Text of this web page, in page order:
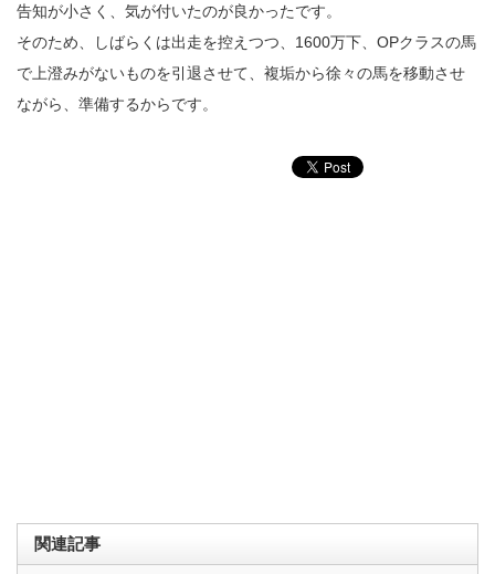
告知が小さく、気が付いたのが良かったです。
そのため、しばらくは出走を控えつつ、1600万下、OPクラスの馬
で上澄みがないものを引退させて、複垢から徐々の馬を移動させ
ながら、準備するからです。
関連記事